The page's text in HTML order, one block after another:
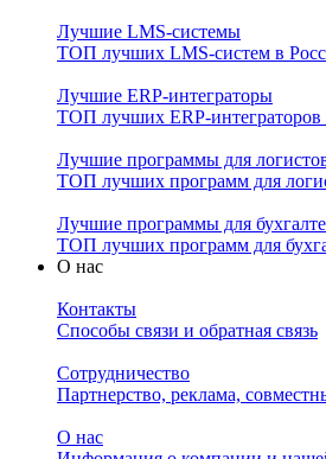
Лучшие LMS-системы
ТОП лучших LMS-систем в
Лучшие ERP-интеграторы
ТОП лучших ERP-интеграторов
Лучшие программы для
ТОП лучших программ для
Лучшие программы для
ТОП лучших программ для
О нас
Контакты
Способы связи и обратная связь
Сотрудничество
Партнерство, реклама,
О нас